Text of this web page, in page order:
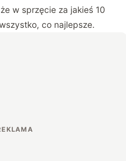
w sprzęcie za jakieś 10
co najlepsze.